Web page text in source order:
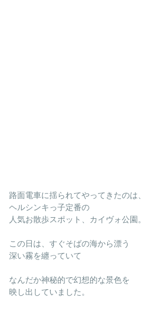
路面電車に揺られてやってきたのは、
ヘルシンキっ子定番の
人気お散歩スポット、カイヴォ公園。
この日は、すぐそばの海から漂う
深い霧を纏っていて
なんだか神秘的で幻想的な景色を
映し出していました。